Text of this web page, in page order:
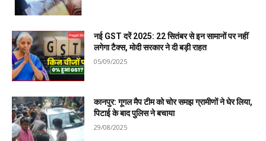
नई GST दरें 2025: 22 सितंबर से इन सामानों पर नहीं
लगेगा टैक्स, मोदी सरकार ने दी बड़ी राहत
05/09/2025
कानपुर: गूगल मैप टीम को चोर समझ ग्रामीणों ने घेर लिया,
पिटाई के बाद पुलिस ने बचाया
29/08/2025